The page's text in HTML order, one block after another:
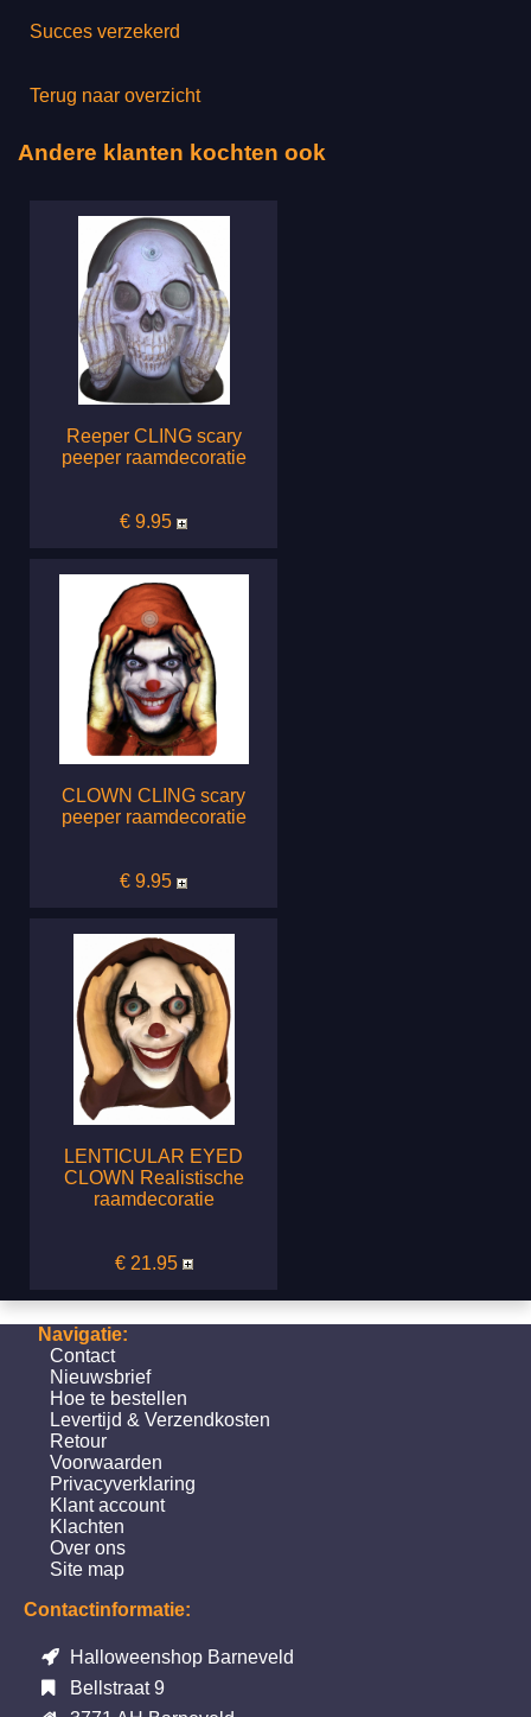
Succes verzekerd
Terug naar overzicht
Andere klanten kochten ook
Reeper CLING scary
peeper raamdecoratie
€ 9.95
CLOWN CLING scary
peeper raamdecoratie
€ 9.95
LENTICULAR EYED
CLOWN Realistische
raamdecoratie
€ 21.95
Navigatie:
Contact
Nieuwsbrief
Hoe te bestellen
Levertijd & Verzendkosten
Retour
Voorwaarden
Privacyverklaring
Klant account
Klachten
Over ons
Site map
Contactinformatie:
Halloweenshop Barneveld
Bellstraat 9